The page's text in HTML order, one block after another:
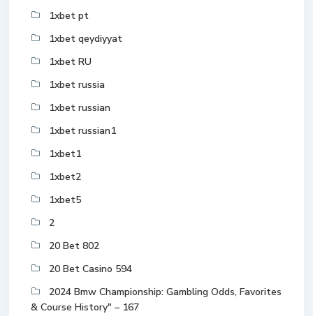
1xbet pt
1xbet qeydiyyat
1xbet RU
1xbet russia
1xbet russian
1xbet russian1
1xbet1
1xbet2
1xbet5
2
20 Bet 802
20 Bet Casino 594
2024 Bmw Championship: Gambling Odds, Favorites
& Course History" – 167